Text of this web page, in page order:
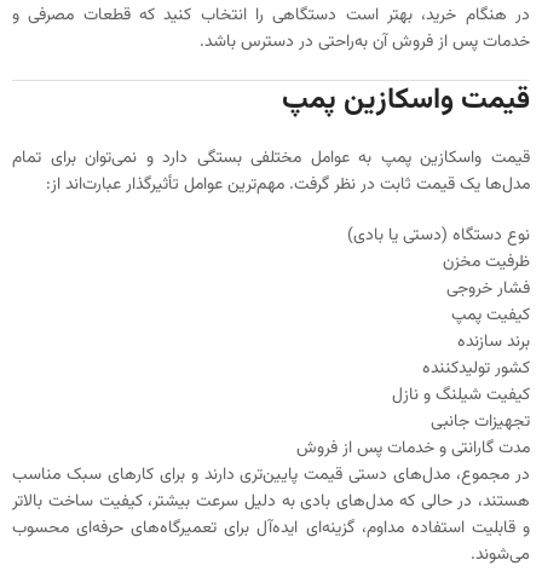
در هنگام خرید، بهتر است دستگاهی را انتخاب کنید که قطعات مصرفی و
خدمات پس از فروش آن به‌راحتی در دسترس باشد.
قیمت واسکازین پمپ
قیمت واسکازین پمپ به عوامل مختلفی بستگی دارد و نمی‌توان برای تمام
مدل‌ها یک قیمت ثابت در نظر گرفت. مهم‌ترین عوامل تأثیرگذار عبارت‌اند از:
نوع دستگاه (دستی یا بادی)
ظرفیت مخزن
فشار خروجی
کیفیت پمپ
برند سازنده
کشور تولیدکننده
کیفیت شیلنگ و نازل
تجهیزات جانبی
مدت گارانتی و خدمات پس از فروش
در مجموع، مدل‌های دستی قیمت پایین‌تری دارند و برای کارهای سبک مناسب
هستند، در حالی که مدل‌های بادی به دلیل سرعت بیشتر، کیفیت ساخت بالاتر
و قابلیت استفاده مداوم، گزینه‌ای ایده‌آل برای تعمیرگاه‌های حرفه‌ای محسوب
می‌شوند.